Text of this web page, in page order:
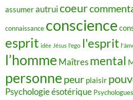
assumerautruicoeur
connaissance conscience
esprit idée Jésus l'ego l'esprit
l’homme Maîtres mental
personne peur plaisir
Psychologie ésotérique